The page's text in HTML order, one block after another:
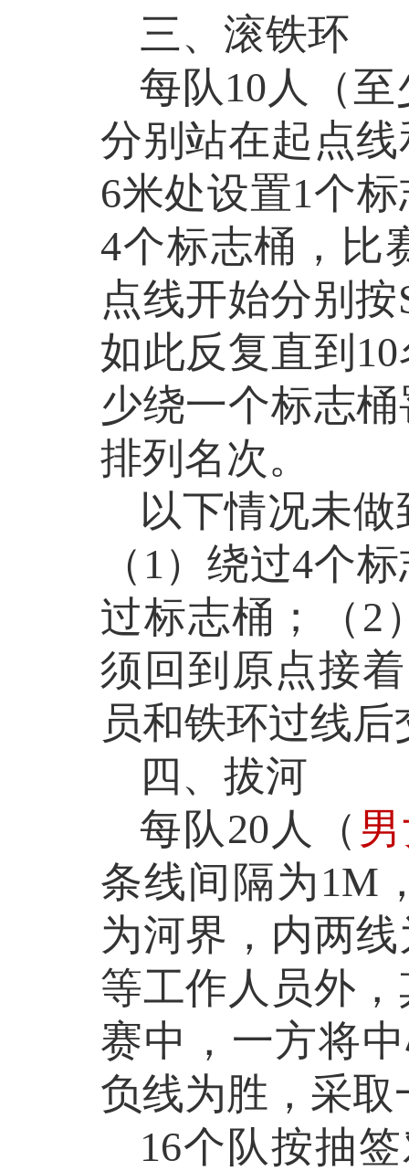
三、滚铁环
每队10人（至
分别站在起点
6米处设置1个
4个标志桶，比
点线开始分别按
如此反复直到 10
少绕一个标志桶
排列名次。
以下情况未
（ 1）绕过4个
过标志桶；（ 2
须回到原点接
员和铁环过线
四、拔河
每队20 人 （ 男
条线间隔为1M
为河界，内两
等工作人员外
赛中，一方将
负线为胜，采
16个队按抽